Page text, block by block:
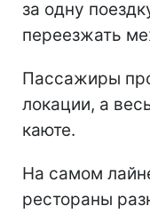
за одну
переезжать
Пассажиры
локации, а
каюте.
На самом
рестораны